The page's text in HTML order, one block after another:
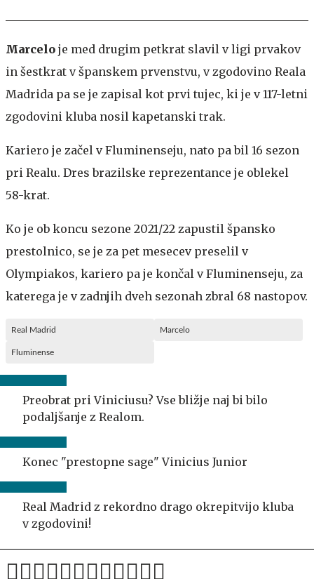
Marcelo je med drugim petkrat slavil v ligi prvakov
in šestkrat v španskem prvenstvu, v zgodovino Reala
Madrida pa se je zapisal kot prvi tujec, ki je v 117-letni
zgodovini kluba nosil kapetanski trak.
Kariero je začel v Fluminenseju, nato pa bil 16 sezon
pri Realu. Dres brazilske reprezentance je oblekel
58-krat.
Ko je ob koncu sezone 2021/22 zapustil špansko
prestolnico, se je za pet mesecev preselil v
Olympiakos, kariero pa je končal v Fluminenseju, za
katerega je v zadnjih dveh sezonah zbral 68 nastopov.
Real Madrid Marcelo
Fluminense
Preobrat pri Viniciusu? Vse bližje naj bi bilo
podaljšanje z Realom.
Konec "prestopne sage" Vinicius Junior
Real Madrid z rekordno drago okrepitvijo kluba
v zgodovini!